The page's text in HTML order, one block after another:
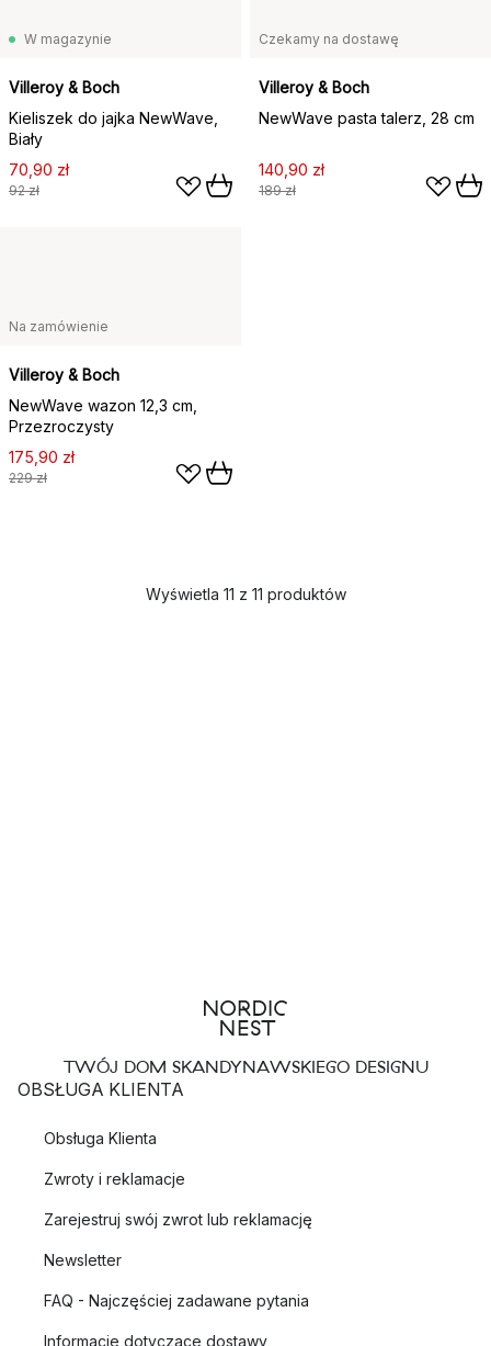
W magazynie
Villeroy & Boch
Kieliszek do jajka NewWave,
Biały
70,90 zł
92 zł
Czekamy na dostawę
Villeroy & Boch
NewWave pasta talerz, 28 cm
140,90 zł
189 zł
Na zamówienie
Villeroy & Boch
NewWave wazon 12,3 cm,
Przezroczysty
175,90 zł
229 zł
Wyświetla 11 z 11 produktów
TWÓJ DOM SKANDYNAWSKIEGO DESIGNU
OBSŁUGA KLIENTA
Obsługa Klienta
Zwroty i reklamacje
Zarejestruj swój zwrot lub reklamację
Newsletter
FAQ - Najczęściej zadawane pytania
Informacje dotyczące dostawy